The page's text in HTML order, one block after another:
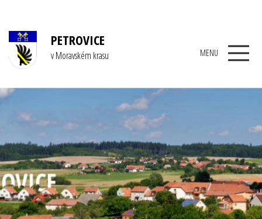
PETROVICE
v Moravském krasu MENU